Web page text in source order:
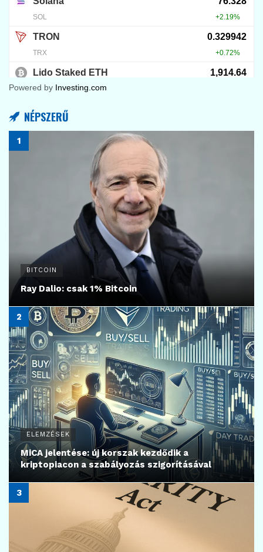
BITCOIN
Strategy Bitcoin-válság: ki fizeti a 64 milliárdos
fogadást?
2026.06.29.
KRIPTOVALUTA HÍREK
SEC-riasztás a kriptovaultokra
2026.07.23.